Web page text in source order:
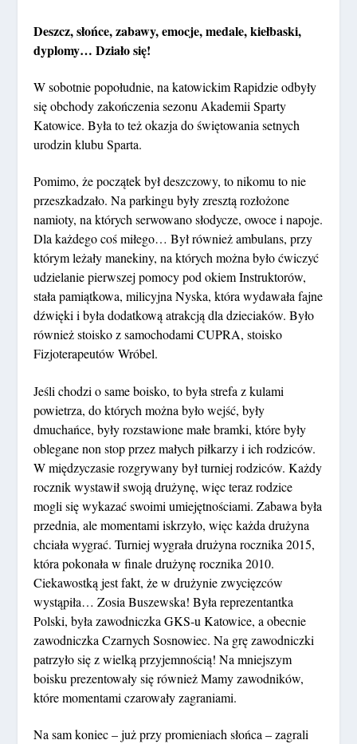
Deszcz, słońce, zabawy, emocje, medale, kiełbaski,
dyplomy… Działo się!
W sobotnie popołudnie, na katowickim Rapidzie odbyły
się obchody zakończenia sezonu Akademii Sparty
Katowice. Była to też okazja do świętowania setnych
urodzin klubu Sparta.
Pomimo, że początek był deszczowy, to nikomu to nie
przeszkadzało. Na parkingu były zresztą rozłożone
namioty, na których serwowano słodycze, owoce i napoje.
Dla każdego coś miłego… Był również ambulans, przy
którym leżały manekiny, na których można było ćwiczyć
udzielanie pierwszej pomocy pod okiem Instruktorów,
stała pamiątkowa, milicyjna Nyska, która wydawała fajne
dźwięki i była dodatkową atrakcją dla dzieciaków. Było
również stoisko z samochodami CUPRA, stoisko
Fizjoterapeutów Wróbel.
Jeśli chodzi o same boisko, to była strefa z kulami
powietrza, do których można było wejść, były
dmuchańce, były rozstawione małe bramki, które były
oblegane non stop przez małych piłkarzy i ich rodziców.
W międzyczasie rozgrywany był turniej rodziców. Każdy
rocznik wystawił swoją drużynę, więc teraz rodzice
mogli się wykazać swoimi umiejętnościami. Zabawa była
przednia, ale momentami iskrzyło, więc każda drużyna
chciała wygrać. Turniej wygrała drużyna rocznika 2015,
która pokonała w finale drużynę rocznika 2010.
Ciekawostką jest fakt, że w drużynie zwycięzców
wystąpiła… Zosia Buszewska! Była reprezentantka
Polski, była zawodniczka GKS-u Katowice, a obecnie
zawodniczka Czarnych Sosnowiec. Na grę zawodniczki
patrzyło się z wielką przyjemnością! Na mniejszym
boisku prezentowały się również Mamy zawodników,
które momentami czarowały zagraniami.
Na sam koniec – już przy promieniach słońca – zagrali